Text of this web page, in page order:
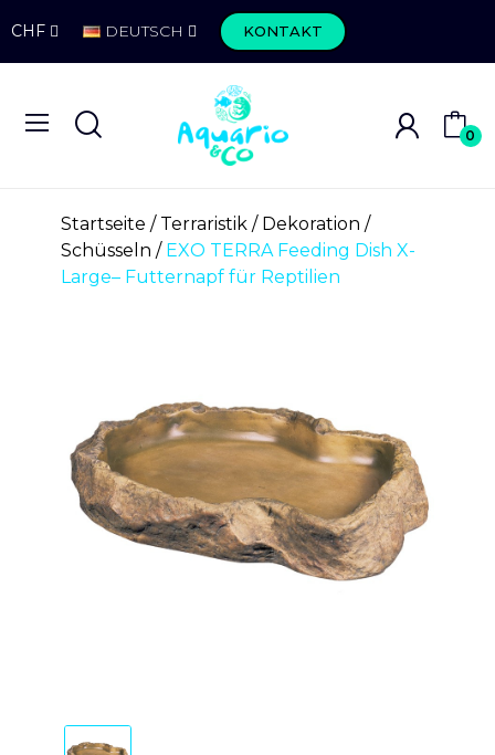
CHF DEUTSCH KONTAKT
0
Startseite Terraristik
Dekoration
Schüsseln
EXO TERRA Feeding Dish X-
Large– Futternapf für Reptilien